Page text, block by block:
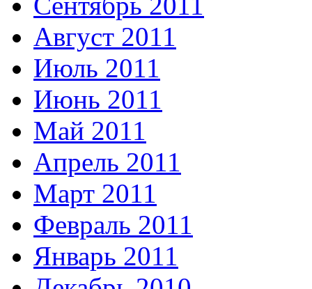
Август 2011
Июль 2011
Июнь 2011
Май 2011
Апрель 2011
Март 2011
Февраль 2011
Январь 2011